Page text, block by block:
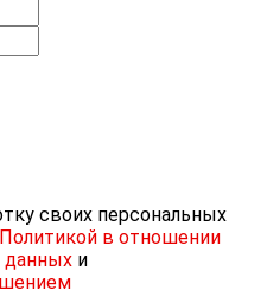
своих персональных
Политикой в отношении
данных и